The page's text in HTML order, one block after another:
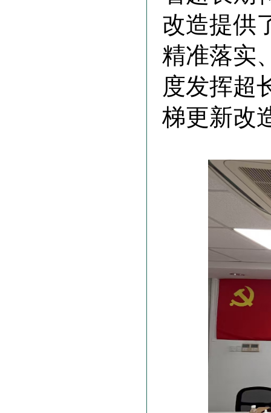
改造提供
精准落实
度发挥超
梯更新改